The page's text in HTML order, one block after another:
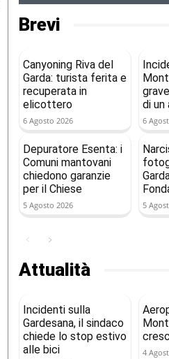
Brevi
Canyoning Riva del
Garda: turista ferita e
recuperata in
elicottero
6 Agosto 2026
di un
6
Depuratore Esenta: i
Comuni mantovani
chiedono garanzie
per il Chiese
5 Agosto 2026 5
Attualità
Incidenti sulla
Gardesana, il sindaco
chiede lo stop estivo
alle bici
4